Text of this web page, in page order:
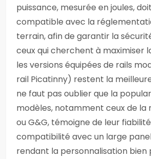
puissance, mesurée en joules,
compatible avec la
terrain, afin de garantir la
ceux qui cherchent à maximiser
les versions équipées de rails
rail Picatinny) restent la
ne faut pas oublier que la
modèles, notamment ceux de la
ou G&G, témoigne de leur
compatibilité avec un large
rendant la personnalisation bien